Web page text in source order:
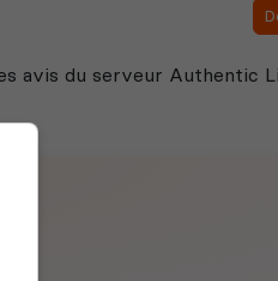
avis du serveur Authentic